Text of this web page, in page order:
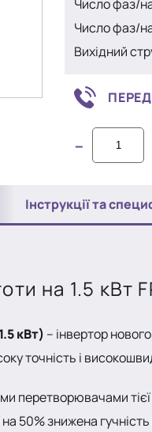
Число фаз/
Число фаз/
Вихідний
-
Інструкції та
на 1.5 кВт
кВт) – інвертор
точність і
перетворювачами
50% знижена